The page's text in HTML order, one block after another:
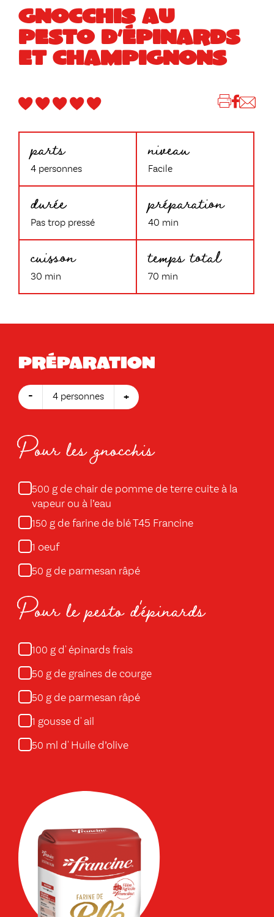
GNOCCHIS AU
PESTO D’ÉPINARDS
ET CHAMPIGNONS
parts
4 personnes
niveau
Facile
durée
Pas trop pressé
préparation
40 min
cuisson
30 min
temps total
70 min
Préparation
- 4 personnes +
Pour les gnocchis
500 g de chair de pomme de terre cuite à la
vapeur ou à l’eau
150 g de farine de blé T45 Francine
1 oeuf
50 g de parmesan râpé
Pour le pesto d'épinards
100 g d' épinards frais
50 g de graines de courge
50 g de parmesan râpé
1 gousse d' ail
50 ml d' Huile d’olive